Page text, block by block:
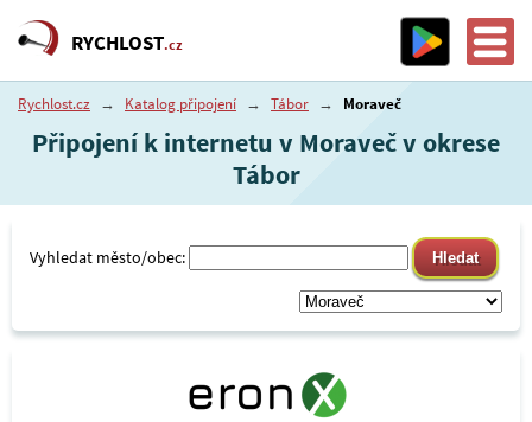
RYCHLOST.cz
Rychlost.cz → Katalog připojení → Tábor → Moraveč
Připojení k internetu v Moraveč v okrese
Tábor
Vyhledat město/obec: